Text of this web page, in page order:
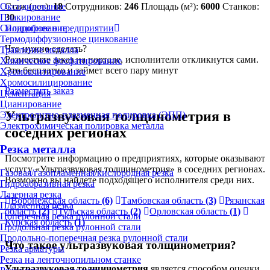
Оксидирование
Плакирование
Силицирование
Термодиффузионное цинкование
Травление металла
Химическое фосфатирование
Хромоалитирование
Хромосилицирование
Цементация
Цианирование
Электролитно-плазменная полировка (ЭПП)
Электрохимическая полировка металла
Резка металла
Газовая/газопламенная/кислородная резка
Гидроабразивная резка
Лазерная резка
Плазменная резка
Поперечная резка рулонной стали
Продольная резка рулонной стали
Продольно-поперечная резка рулонной стали
Резка арматуры
Резка на ленточнопильном станке
Стаж (лет):18 Сотрудников: 246 Площадь (м²): 6000 Станков:
30
Подробнее о предприятии
Что нужно сделать?
Разместите заказ на портале, исполнители откликнутся сами.
Это бесплатно и займет всего пару минут
Разместить заказ
Ультразвуковая толщинометрия в
соседних регионах
Посмотрите информацию о предприятиях, которые оказывают
услугу «Ультразвуковая толщинометрия» в соседних регионах.
Возможно вы найдете подходящего исполнителя среди них.
Воронежская область (6) Тамбовская область (3)
Рязанская
область(2) Тульская область (2) Орловская область (1)
Курская область(1)
Что такое ультразвуковая толщинометрия?